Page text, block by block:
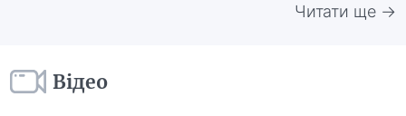
Читати ще →
Відео